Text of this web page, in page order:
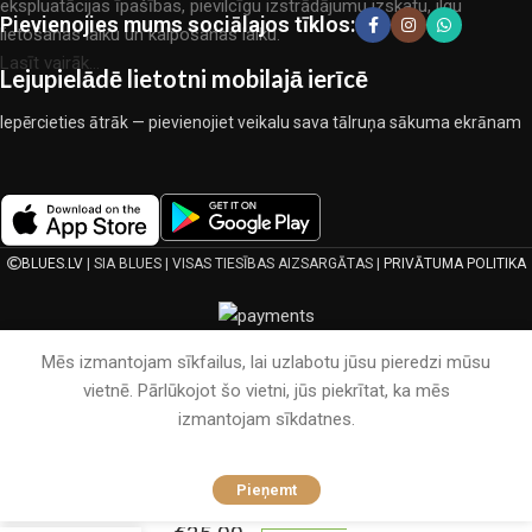
ekspluatācijas īpašības, pievilcīgu izstrādājumu izskatu, ilgu
lietošanas laiku un kalpošanas laiku.
Lasīt vairāk...
Pievienojies mums sociālajos tīklos:
Lejupielādē lietotni mobilajā ierīcē
Iepērcieties ātrāk — pievienojiet veikalu sava tālruņa sākuma ekrānam
BLUES.LV| SIA BLUES | VISAS TIESĪBAS AIZSARGĀTAS | PRIVĀTUMA POLITIKA
Mēs izmantojam sīkfailus, lai uzlabotu jūsu pieredzi mūsu
vietnē. Pārlūkojot šo vietni, jūs piekrītat, ka mēs
izmantojam sīkdatnes.
Pieņemt